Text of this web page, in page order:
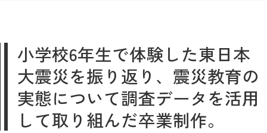
小学校6年生で体験した東日本
大震災を振り返り、震災教育の
実態について調査データを活用
して取り組んだ卒業制作。